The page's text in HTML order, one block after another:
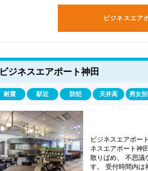
ビジネスエア
ビジネスエアポート神田
耐震 駅近 防犯 天井高 男女
ビジネスエアポー
ネスエアポート神
散りばめ、 不思議
す。 受付時間内は